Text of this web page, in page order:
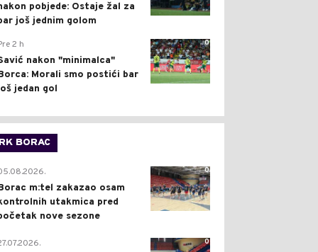
pobjede: Ostaje žal za
još jednim golom
0
2 h
nakon "minimalca"
Morali smo postići bar
jedan gol
RK BORAC
0
m:tel zakazao osam
utakmica pred
nove sezone
0